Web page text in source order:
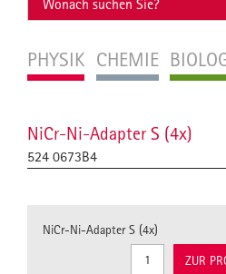
PHYSIK CHEMIE
NiCr-Ni-Adapter S (4x)
524 0673B4
NiCr-Ni-Adapter S (4x)
ZUR